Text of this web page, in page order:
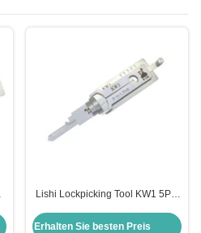
Lishi Lockpicking Tool KW1 5Pin
Decoder Tool
Erhalten Sie besten Preis